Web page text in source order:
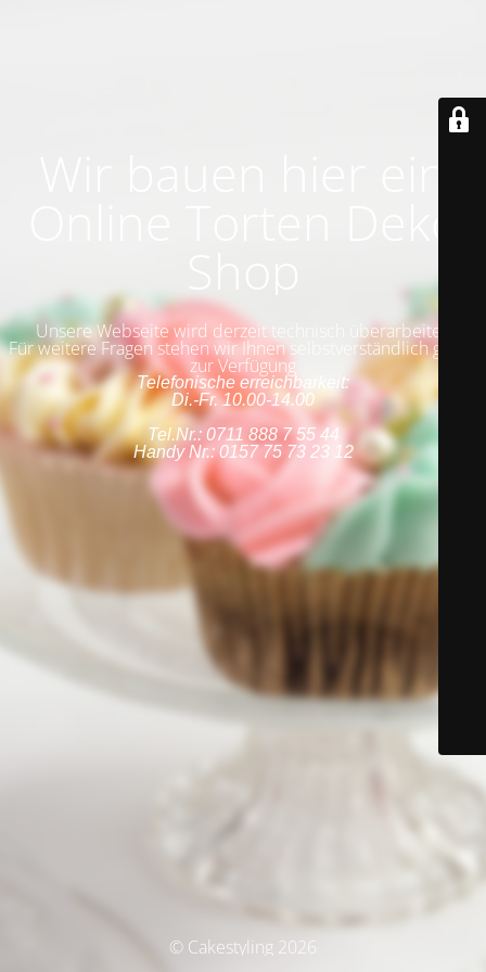
Unsere Webseite wird derzeit technisch überarbeitet.
Für weitere Fragen stehen wir Ihnen selbstverständlich gerne
zur Verfügung
Telefonische erreichbarkeit:
Di.-Fr. 10.00-14.00
Tel.Nr.: 0711 888 7 55 44
Handy Nr.: 0157 75 73 23 12
© Cakestyling 2026